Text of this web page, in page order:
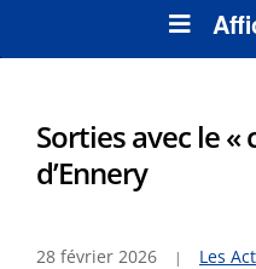
Sorties avec le «
d’Ennery
28 février 2026 Les